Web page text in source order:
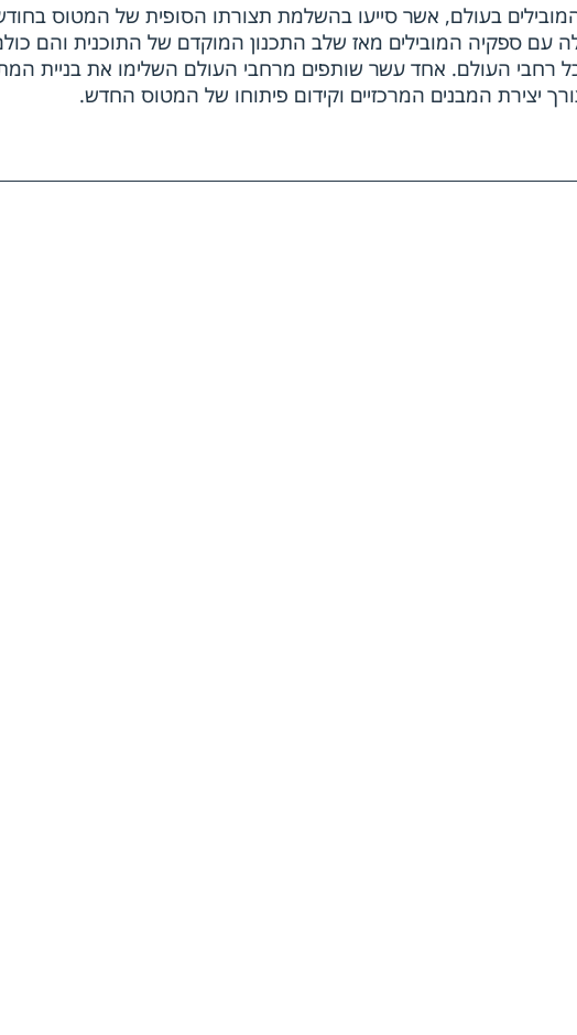
האספקה המובילים בעולם, אשר סייעו בהשלמת תצורתו הסופית של המטוס
פעולה עם ספקיה המובילים מאז שלב התכנון המוקדם של התוכנית והם
ב-135 אתרים בכל רחבי העולם. אחד עשר שותפים מרחבי העולם השלימו את בניית